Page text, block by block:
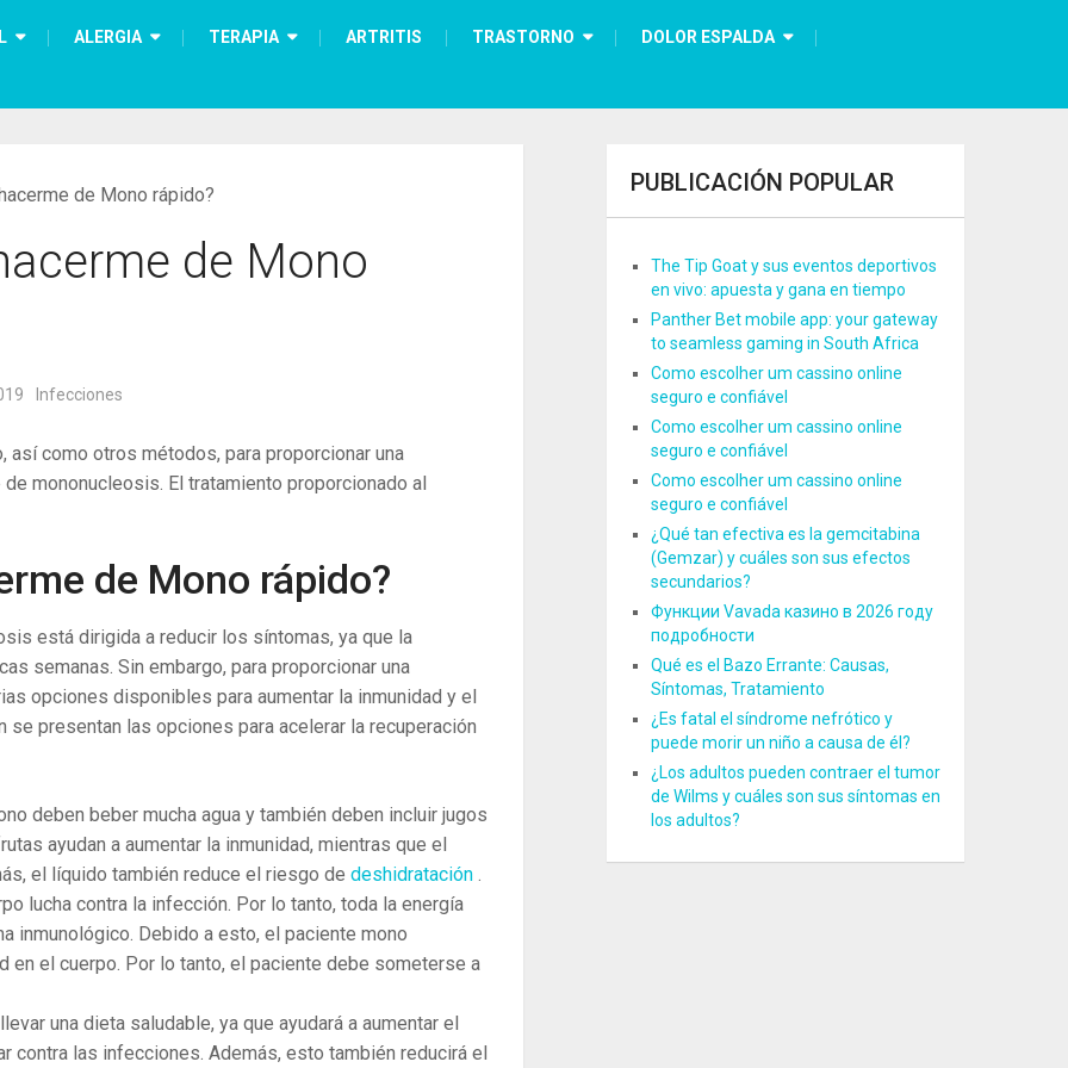
ALERGIA TERAPIA ARTRITIS TRASTORNO DOLOR ESPALDA
de Mono rápido?
de Mono
Infecciones
como otros métodos, para proporcionar una
mononucleosis. El tratamiento proporcionado al
de Mono rápido?
está dirigida a reducir los síntomas, ya que la
semanas. Sin embargo, para proporcionar una
opciones disponibles para aumentar la inmunidad y el
presentan las opciones para acelerar la recuperación
deben beber mucha agua y también deben incluir jugos
ayudan a aumentar la inmunidad, mientras que el
el líquido también reduce el riesgo de deshidratación .
lucha contra la infección. Por lo tanto, toda la energía
inmunológico. Debido a esto, el paciente mono
en el cuerpo. Por lo tanto, el paciente debe someterse a
una dieta saludable, ya que ayudará a aumentar el
contra las infecciones. Además, esto también reducirá el
PUBLICACIÓN POPULAR
The Tip Goat y sus eventos deportivos
en vivo: apuesta y gana en tiempo
Panther Bet mobile app: your gateway
to seamless gaming in South Africa
Como escolher um cassino online
seguro e confiável
Como escolher um cassino online
seguro e confiável
Como escolher um cassino online
seguro e confiável
¿Qué tan efectiva es la gemcitabina
(Gemzar) y cuáles son sus efectos
secundarios?
Функции Vavada казино в 2026 году
подробности
Qué es el Bazo Errante: Causas,
Síntomas, Tratamiento
¿Es fatal el síndrome nefrótico y
puede morir un niño a causa de él?
¿Los adultos pueden contraer el tumor
de Wilms y cuáles son sus síntomas en
los adultos?